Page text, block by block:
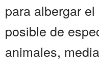
para albergar
posible de
animales,